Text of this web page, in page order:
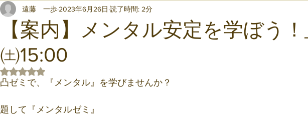
【案内】メンタル安定を学ぼう
㈯15:00
遠藤 一歩 2023年6月26日 読了時間: 2分
5つ星のうちNaNと評価されています。
凸ゼミで、『メンタル』を学びませんか？
題して『メンタルゼミ』